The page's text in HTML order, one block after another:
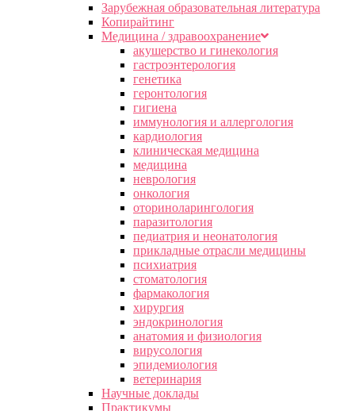
Зарубежная образовательная литература
Копирайтинг
Медицина / здравоохранение
акушерство и гинекология
гастроэнтерология
генетика
геронтология
гигиена
иммунология и аллергология
кардиология
клиническая медицина
медицина
неврология
онкология
оториноларингология
паразитология
педиатрия и неонатология
прикладные отрасли медицины
психиатрия
стоматология
фармакология
хирургия
эндокринология
анатомия и физиология
вирусология
эпидемиология
ветеринария
Научные доклады
Практикумы